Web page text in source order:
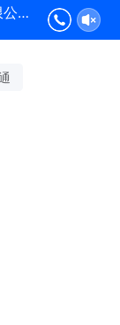
合肥托力多自动化科技有限公司正在为您服务